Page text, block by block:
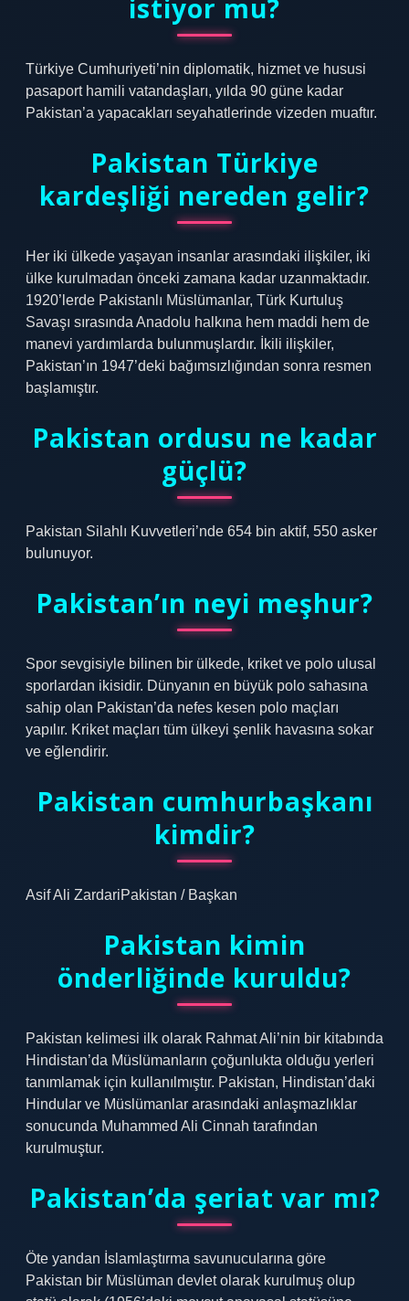
istiyor mu?
Türkiye Cumhuriyeti’nin diplomatik, hizmet ve hususi
pasaport hamili vatandaşları, yılda 90 güne kadar
Pakistan’a yapacakları seyahatlerinde vizeden muaftır.
Pakistan Türkiye
kardeşliği nereden gelir?
Her iki ülkede yaşayan insanlar arasındaki ilişkiler, iki
ülke kurulmadan önceki zamana kadar uzanmaktadır.
1920’lerde Pakistanlı Müslümanlar, Türk Kurtuluş
Savaşı sırasında Anadolu halkına hem maddi hem de
manevi yardımlarda bulunmuşlardır. İkili ilişkiler,
Pakistan’ın 1947’deki bağımsızlığından sonra resmen
başlamıştır.
Pakistan ordusu ne kadar
güçlü?
Pakistan Silahlı Kuvvetleri’nde 654 bin aktif, 550 asker
bulunuyor.
Pakistan’ın neyi meşhur?
Spor sevgisiyle bilinen bir ülkede, kriket ve polo ulusal
sporlardan ikisidir. Dünyanın en büyük polo sahasına
sahip olan Pakistan’da nefes kesen polo maçları
yapılır. Kriket maçları tüm ülkeyi şenlik havasına sokar
ve eğlendirir.
Pakistan cumhurbaşkanı
kimdir?
Asif Ali ZardariPakistan / Başkan
Pakistan kimin
önderliğinde kuruldu?
Pakistan kelimesi ilk olarak Rahmat Ali’nin bir kitabında
Hindistan’da Müslümanların çoğunlukta olduğu yerleri
tanımlamak için kullanılmıştır. Pakistan, Hindistan’daki
Hindular ve Müslümanlar arasındaki anlaşmazlıklar
sonucunda Muhammed Ali Cinnah tarafından
kurulmuştur.
Pakistan’da şeriat var mı?
Öte yandan İslamlaştırma savunucularına göre
Pakistan bir Müslüman devlet olarak kurulmuş olup